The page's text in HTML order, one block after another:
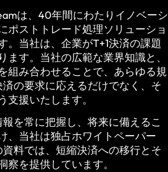
は、40年間にわたりイノベーシ
ポストトレード処理ソリューショ
。当社は、企業がT+1決済の課題
す。当社の広範な業界知識と、
組み合わせることで、あらゆる規
の要求に応えるだけでなく、そ
援いたします。
を常に把握し、将来に備えるこ
、当社は独占ホワイトペーパー
資料では、短縮決済への移行とそ
を提供しています。